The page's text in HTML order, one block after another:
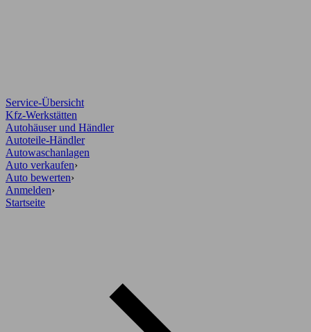
Service-Übersicht
Kfz-Werkstätten
Autohäuser und Händler
Autoteile-Händler
Autowaschanlagen
Auto verkaufen›
Auto bewerten›
Anmelden›
Startseite